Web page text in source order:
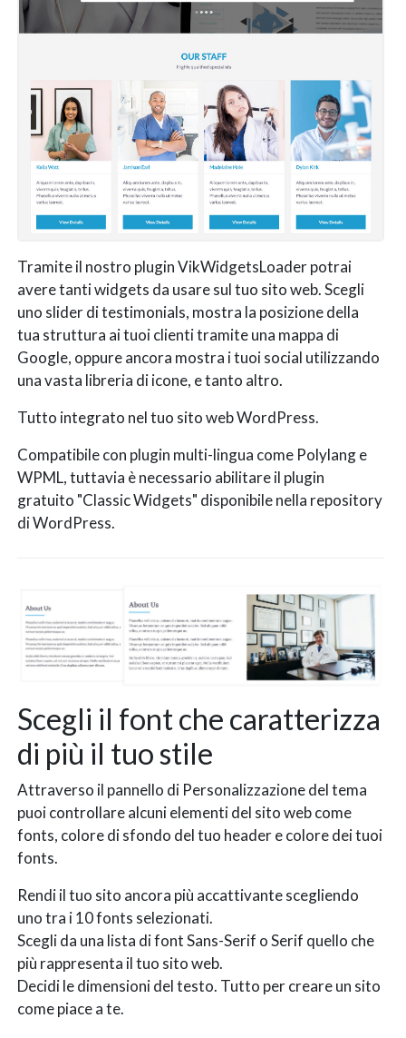
Tramite il nostro plugin VikWidgetsLoader potrai
avere tanti widgets da usare sul tuo sito web. Scegli
uno slider di testimonials, mostra la posizione della
tua struttura ai tuoi clienti tramite una mappa di
Google, oppure ancora mostra i tuoi social utilizzando
una vasta libreria di icone, e tanto altro.
Tutto integrato nel tuo sito web WordPress.
Compatibile con plugin multi-lingua come Polylang e
WPML, tuttavia è necessario abilitare il plugin
gratuito "Classic Widgets" disponibile nella repository
di WordPress.
Scegli il font che caratterizza
di più il tuo stile
Attraverso il pannello di Personalizzazione del tema
puoi controllare alcuni elementi del sito web come
fonts, colore di sfondo del tuo header e colore dei tuoi
fonts.
Rendi il tuo sito ancora più accattivante scegliendo
uno tra i 10 fonts selezionati.
Scegli da una lista di font Sans-Serif o Serif quello che
più rappresenta il tuo sito web.
Decidi le dimensioni del testo. Tutto per creare un sito
come piace a te.